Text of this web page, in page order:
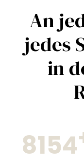
An
jedes
in
8154